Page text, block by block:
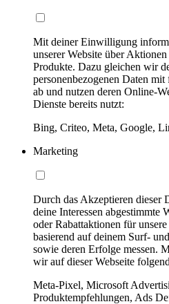
Mit deiner Einwilligung
unserer Website über
Produkte. Dazu gleichen wir
personenbezogenen Daten
ab und nutzen deren Online-
Dienste bereits nutzt:
Bing, Criteo, Meta, Google,
Marketing
Durch das Akzeptieren dieser
deine Interessen abgestimmte
oder Rabattaktionen für
basierend auf deinem Surf-
sowie deren Erfolge messen.
wir auf dieser Webseite
Meta-Pixel, Microsoft
Produktempfehlungen, Ads